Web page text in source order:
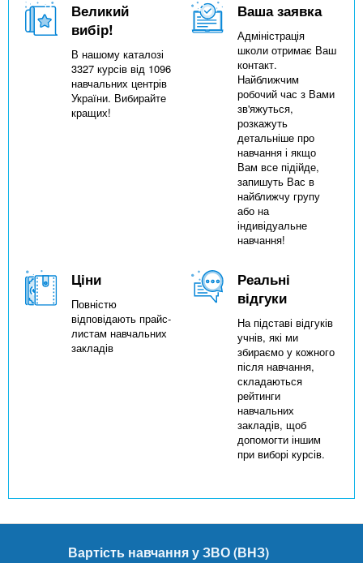
Великий
вибір!
В нашому каталозі
3327 курсів від 1096
навчальних центрів
України. Вибирайте
кращих!
Ваша заявка
Адміністрація
школи отримає Ваш
контакт.
Найближчим
робочий час з Вами
зв'яжуться,
розкажуть
детальніше про
навчання і якщо
Вам все підійде,
запишуть Вас в
найближчу групу
або на
індивідуальне
навчання!
Ціни
Повністю
відповідають прайс-
листам навчальних
закладів
Реальні
відгуки
На підставі відгуків
учнів, які ми
збираємо у кожного
після навчання,
складаються
рейтинги
навчальних
закладів, щоб
допомогти іншим
при виборі курсів.
Вартість навчання у ЗВО (ВНЗ)